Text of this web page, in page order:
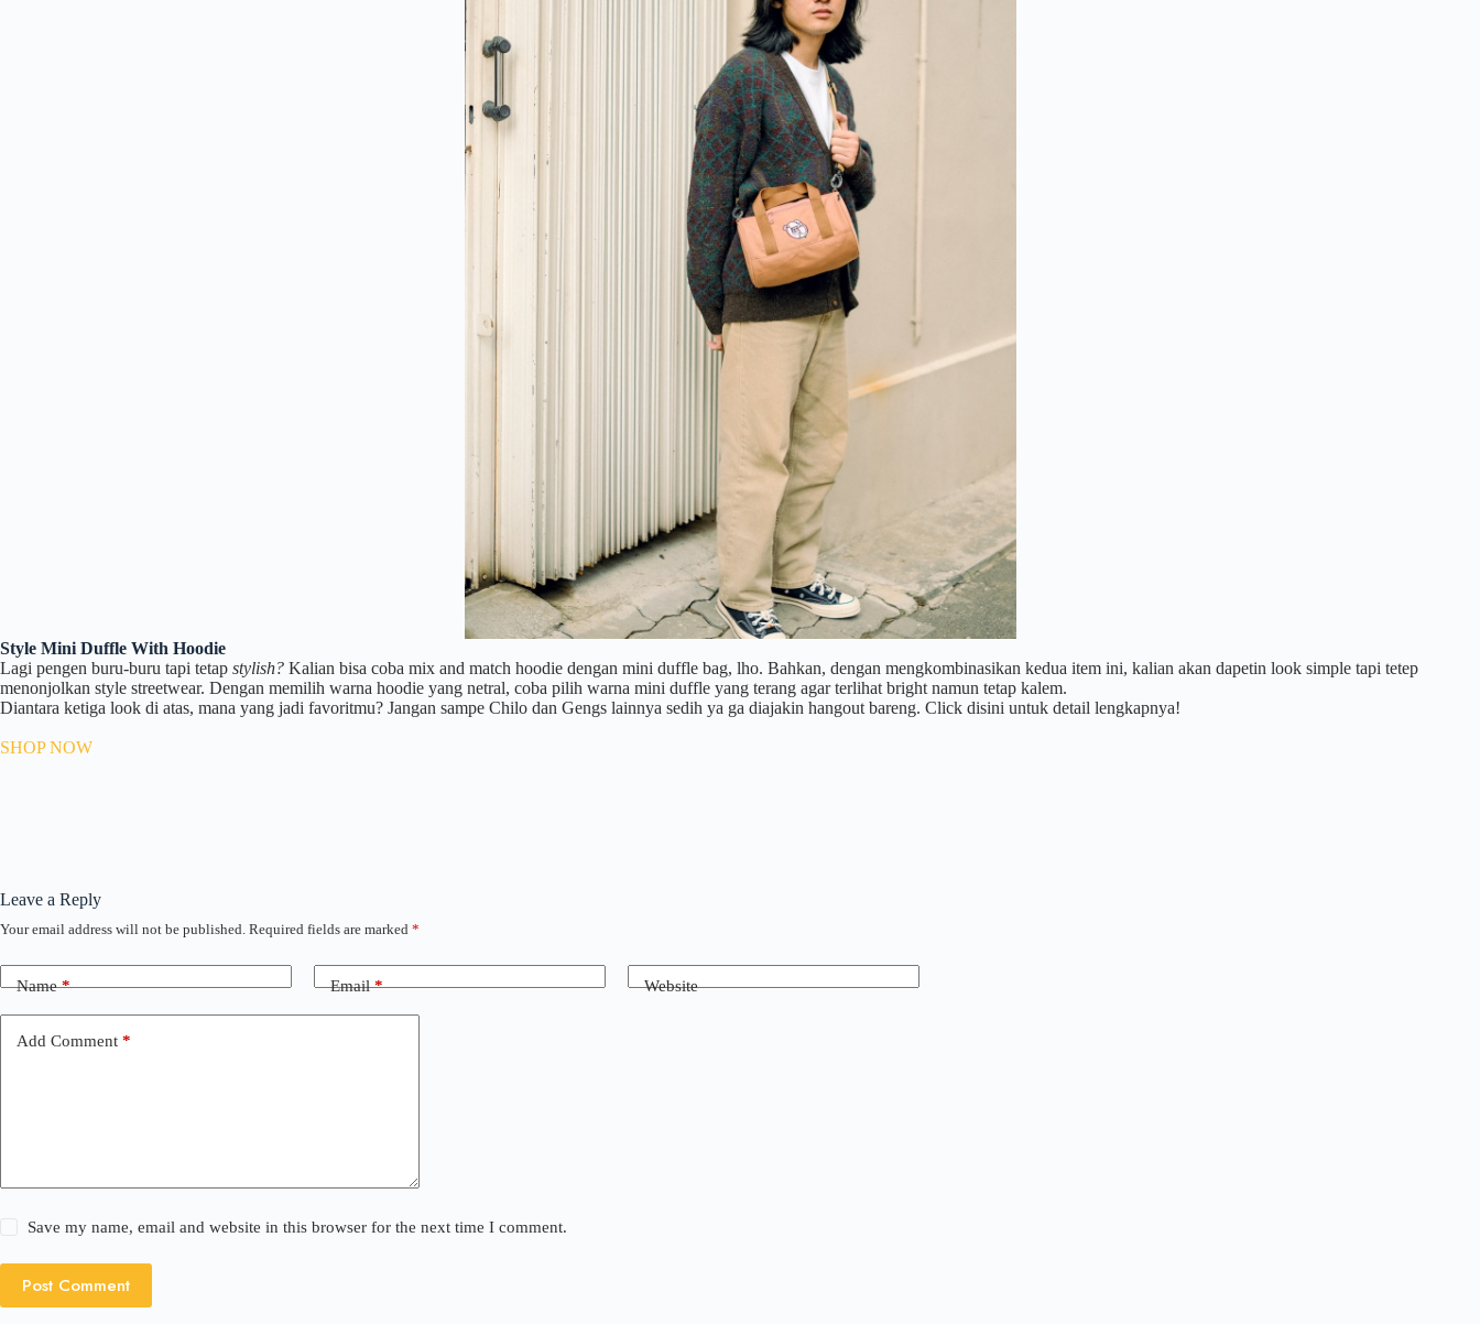
Style Mini Duffle With Hoodie
Lagi pengen buru-buru tapi tetap stylish? Kalian bisa coba mix and match hoodie dengan mini duffle bag, lho. Bahkan, dengan mengkombinasikan kedua item ini, kalian akan dapetin look simple tapi tetep
menonjolkan style streetwear. Dengan memilih warna hoodie yang netral, coba pilih warna mini duffle yang terang agar terlihat bright namun tetap kalem.
Diantara ketiga look di atas, mana yang jadi favoritmu? Jangan sampe Chilo dan Gengs lainnya sedih ya ga diajakin hangout bareng. Click disini untuk detail lengkapnya!
SHOP NOW
Leave a Reply
Your email address will not be published. Required fields are marked *
Name* Email* Website
Add Comment *
Save my name, email and website in this browser for the next time I comment.
Post Comment